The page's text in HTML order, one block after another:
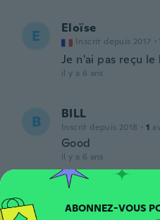
E Eloïse
Inscrit depuis 2017 ·
Je n'ai pas reçu
il y a 6 ans
B BILL
Inscrit depuis 2018 · 1
Good
il y a 6 ans
R Inscrit depuis 2017 ·